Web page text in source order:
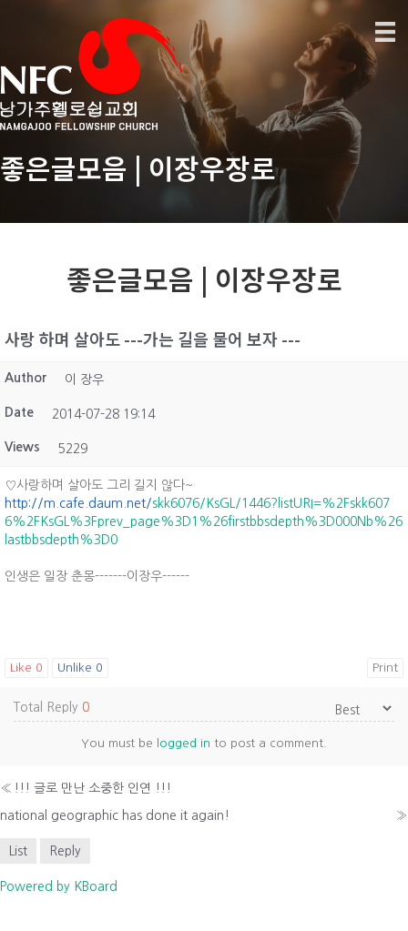
좋은글모음 | 이장우장로
좋은글모음 | 이장우장로
사랑 하며 살아도 ---가는 길을 물어 보자 ---
Author 이 장우
Date 2014-07-28 19:14
Views 5229
♡사랑하며 살아도 그리 길지 않다~
http://m.cafe.daum.net/skk6076/KsGL/1446?listURI=%2Fskk607
6%2FKsGL%3Fprev_page%3D1%26firstbbsdepth%3D000Nb%26
lastbbsdepth%3D0
인생은 일장 춘몽-------이장우------
Like 0 Unlike 0 Print
Total Reply 0
You must be logged in to post a comment.
« !!! 글로 만난 소중한 인연 !!!
national geographic has done it again! »
List Reply
Powered by KBoard